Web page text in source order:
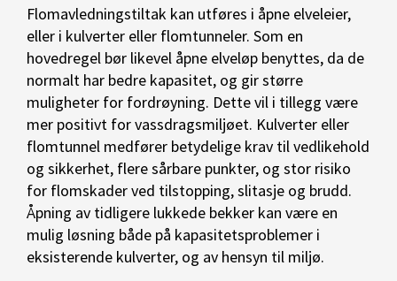
Flomavledningstiltak kan utføres i åpne elveleier,
eller i kulverter eller flomtunneler. Som en
hovedregel bør likevel åpne elveløp benyttes, da de
normalt har bedre kapasitet, og gir større
muligheter for fordrøyning. Dette vil i tillegg være
mer positivt for vassdragsmiljøet. Kulverter eller
flomtunnel medfører betydelige krav til vedlikehold
og sikkerhet, flere sårbare punkter, og stor risiko
for flomskader ved tilstopping, slitasje og brudd.
Åpning av tidligere lukkede bekker kan være en
mulig løsning både på kapasitetsproblemer i
eksisterende kulverter, og av hensyn til miljø.